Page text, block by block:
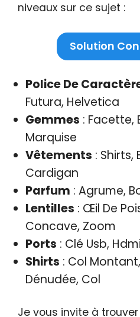
niveaux sur ce sujet :
Solution
Police De
Futura, Helvetica
Gemmes : Facette,
Marquise
Vêtements : Shirts,
Cardigan
Parfum : Agrume,
Lentilles : Œil De
Concave, Zoom
Ports : Clé Usb,
Shirts : Col
Dénudée, Col
Je vous invite à